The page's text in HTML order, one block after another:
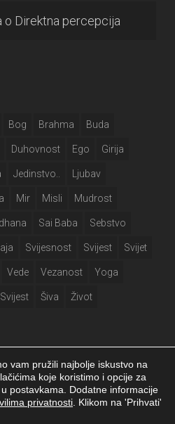
o Direktna percepcija
Bog Brahma Buda
Duhovnost Ego Girija
Jedinstvo.. Ljubav
Mir Misli Mudrost
Sai Baba Sebstvo
Svijesnost Svijest Svijet
Vede Vezanost Yoga
Šiva Život
|Postavke kolačića|Izrada web
vam pružili najbolje iskustvo na
koje koristimo i opcije za
postavkama. Dodatne informacije
privatnosti . Klikom na 'Prihvati'